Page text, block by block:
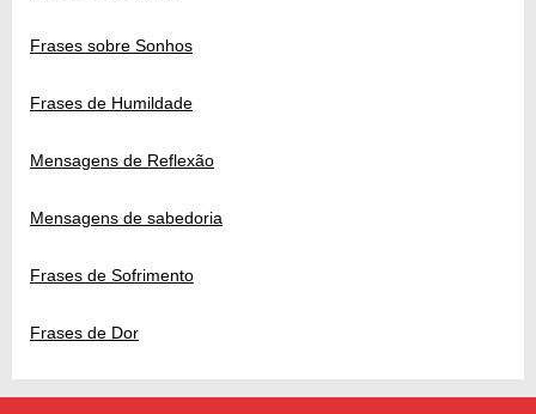
Frases sobre Sonhos
Frases de Humildade
Mensagens de Reflexão
Mensagens de sabedoria
Frases de Sofrimento
Frases de Dor